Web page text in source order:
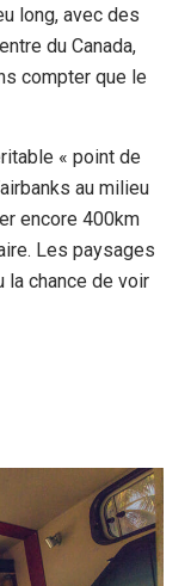
long, avec des
du Canada,
compter que le
« point de
au milieu
encore 400km
Les paysages
la chance de voir